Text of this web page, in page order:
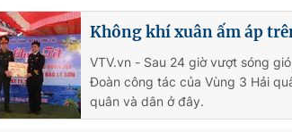
Không khí xuân ấm áp
VTV.vn - Sau 24 giờ vượt sóng
Đoàn công tác của Vùng 3 Hải
quân và dân ở đây.